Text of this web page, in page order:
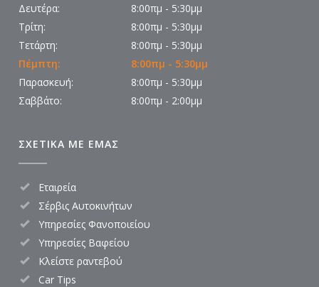
Δευτέρα:
8:00πμ - 5:30μμ
Τρίτη:
8:00πμ - 5:30μμ
Τετάρτη:
8:00πμ - 5:30μμ
Πέμπτη:
8:00πμ - 5:30μμ
Παρασκευή:
8:00πμ - 5:30μμ
Σαββάτο:
8:00πμ - 2:00μμ
ΣΧΕΤΙΚΑ ΜΕ ΕΜΑΣ
Εταιρεία
Σέρβις Αυτοκινήτων
Υπηρεσίες Φανοποιείου
Υπηρεσίες Βαφείου
Κλείστε ραντεβού
Car Tips